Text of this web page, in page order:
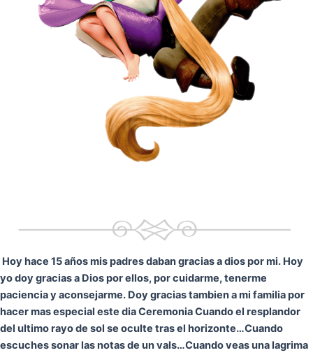
Hoy hace 15 años mis padres daban gracias a dios por mi. Hoy
yo doy gracias a Dios por ellos, por cuidarme, tenerme
paciencia y aconsejarme. Doy gracias tambien a mi familia por
hacer mas especial este dia CeremoniaCuando el resplandor
del ultimo rayo de sol se oculte tras el horizonte…Cuando
escuches sonar las notas de un vals…Cuando veas una lagrima